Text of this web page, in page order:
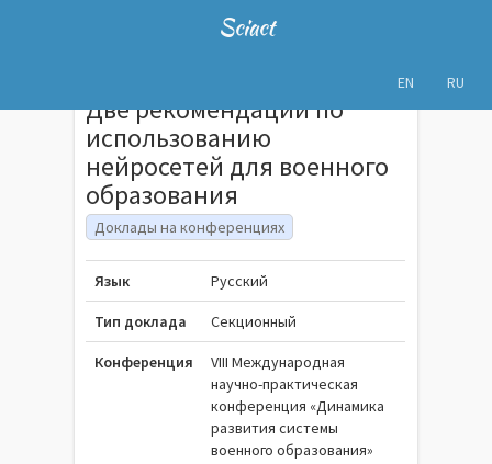
Sciact
EN RU
Две рекомендации по
использованию
нейросетей для военного
образования
Доклады на конференциях
Язык Русский
Тип доклада Секционный
Конференция
VIII Международная
научно-практическая
конференция «Динамика
развития системы
военного образования»